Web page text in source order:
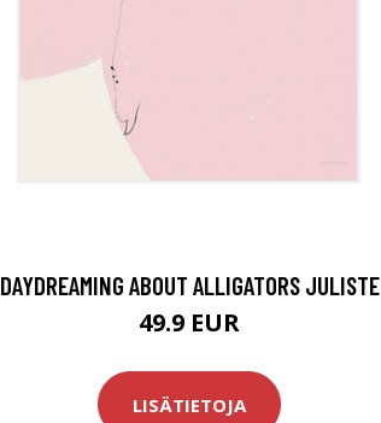
DAYDREAMING ABOUT ALLIGATORS JULISTE
49.9 EUR
LISÄTIETOJA